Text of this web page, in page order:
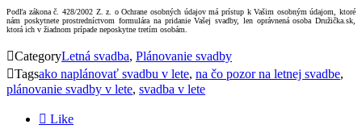
Podľa zákona č. 428/2002 Z. z. o Ochrane osobných údajov má prístup k Vašim osobným údajom, ktoré
nám poskytnete prostredníctvom formulára na pridanie Vašej svadby, len oprávnená osoba Družička.sk,
ktorá ich v žiadnom prípade neposkytne tretím osobám.
CategoryLetná svadba, Plánovanie svadby
Tagsako naplánovať svadbu v lete, na čo pozor na letnej svadbe,
plánovanie svadby v lete, svadba v lete
 Like